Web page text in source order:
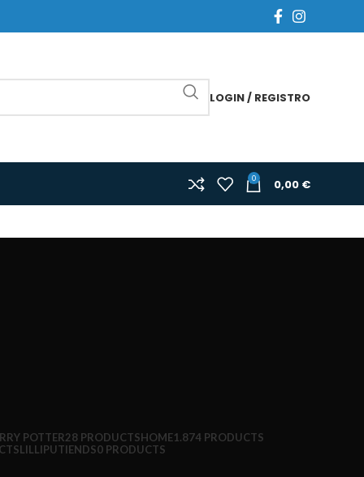
LOGIN / REGISTRO
0 0,00 €
POTTER28 PRODUCTSHOME1.874 PRODUCTS
LILLIPUTIENDS0 PRODUCTS